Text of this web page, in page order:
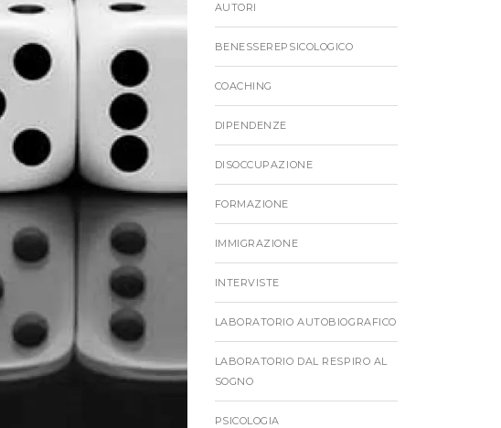
AUTORI
BENESSEREPSICOLOGICO
COACHING
DIPENDENZE
DISOCCUPAZIONE
FORMAZIONE
IMMIGRAZIONE
INTERVISTE
LABORATORIO AUTOBIOGRAFICO
LABORATORIO DAL RESPIRO AL
SOGNO
PSICOLOGIA